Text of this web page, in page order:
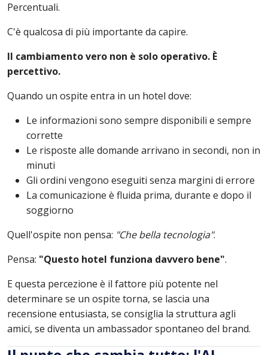
Percentuali.
C'è qualcosa di più importante da capire.
Il cambiamento vero non è solo operativo. È
percettivo.
Quando un ospite entra in un hotel dove:
Le informazioni sono sempre disponibili e sempre
corrette
Le risposte alle domande arrivano in secondi, non in
minuti
Gli ordini vengono eseguiti senza margini di errore
La comunicazione è fluida prima, durante e dopo il
soggiorno
Quell'ospite non pensa: "Che bella tecnologia".
Pensa: "Questo hotel funziona davvero bene".
E questa percezione è il fattore più potente nel
determinare se un ospite torna, se lascia una
recensione entusiasta, se consiglia la struttura agli
amici, se diventa un ambassador spontaneo del brand.